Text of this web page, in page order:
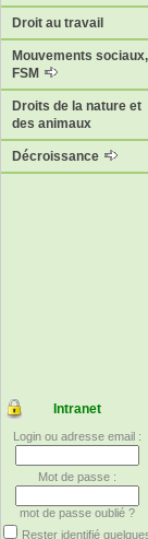
Droit au travail
Mouvements sociaux,
FSM
Droits de la nature et
des animaux
Décroissance
Intranet
Login ou adresse email :
Mot de passe :
mot de passe oublié ?
Rester identifié